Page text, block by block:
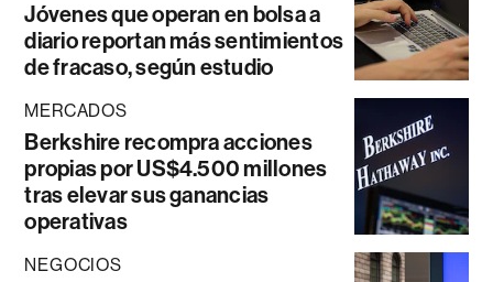
Jóvenes que operan en bolsa a
diario reportan más sentimientos
de fracaso, según estudio
MERCADOS
Berkshire recompra acciones
propias por US$4.500 millones
tras elevar sus ganancias
operativas
NEGOCIOS